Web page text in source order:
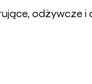
odżywcze